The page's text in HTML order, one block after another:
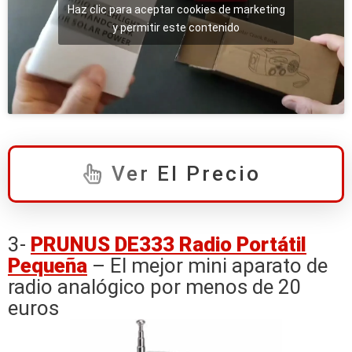
Haz clic para aceptar cookies de marketing
y permitir este contenido
Ver El Precio
3- PRUNUS DE333 Radio Portátil
Pequeña – El mejor mini aparato de
radio analógico por menos de 20
euros